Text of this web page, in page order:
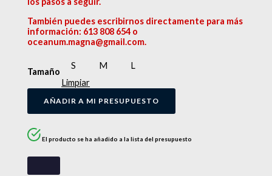
También puedes escribirnos directamente para más
información: 613 808 654 o
oceanum.magna@gmail.com.
Tamaño
S M
L
Limpiar
AÑADIR A MI PRESUPUESTO
El producto se ha añadido a la lista del presupuesto